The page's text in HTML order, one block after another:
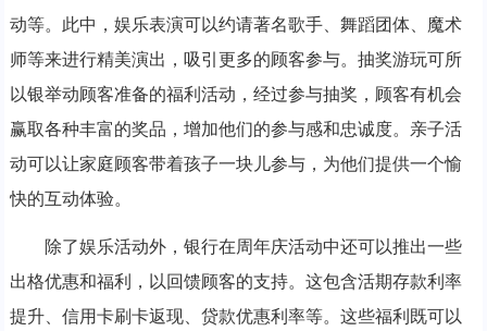
动等。此中，娱乐表演可以约请著名歌手、舞蹈团体、魔术
师等来进行精美演出，吸引更多的顾客参与。抽奖游玩可所
以银举动顾客准备的福利活动，经过参与抽奖，顾客有机会
赢取各种丰富的奖品，增加他们的参与感和忠诚度。亲子活
动可以让家庭顾客带着孩子一块儿参与，为他们提供一个愉
快的互动体验。
除了娱乐活动外，银行在周年庆活动中还可以推出一些
出格优惠和福利，以回馈顾客的支持。这包含活期存款利率
提升、信用卡刷卡返现、贷款优惠利率等。这些福利既可以